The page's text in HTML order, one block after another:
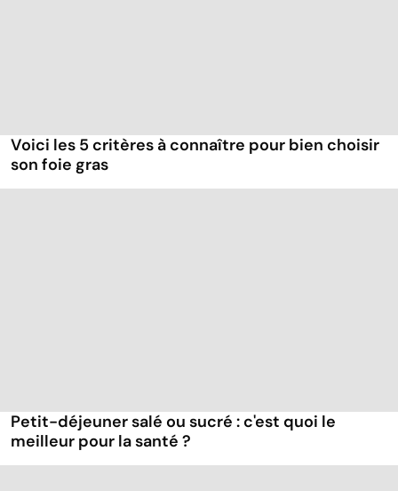
Voici les 5 critères à connaître pour bien choisir
son foie gras
Petit-déjeuner salé ou sucré : c'est quoi le
meilleur pour la santé ?